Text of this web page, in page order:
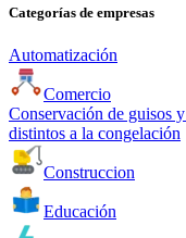
Categorías de empresas
Automatización
Comercio
Conservación de guisos
distintos a la congelación
Construccion
Educación